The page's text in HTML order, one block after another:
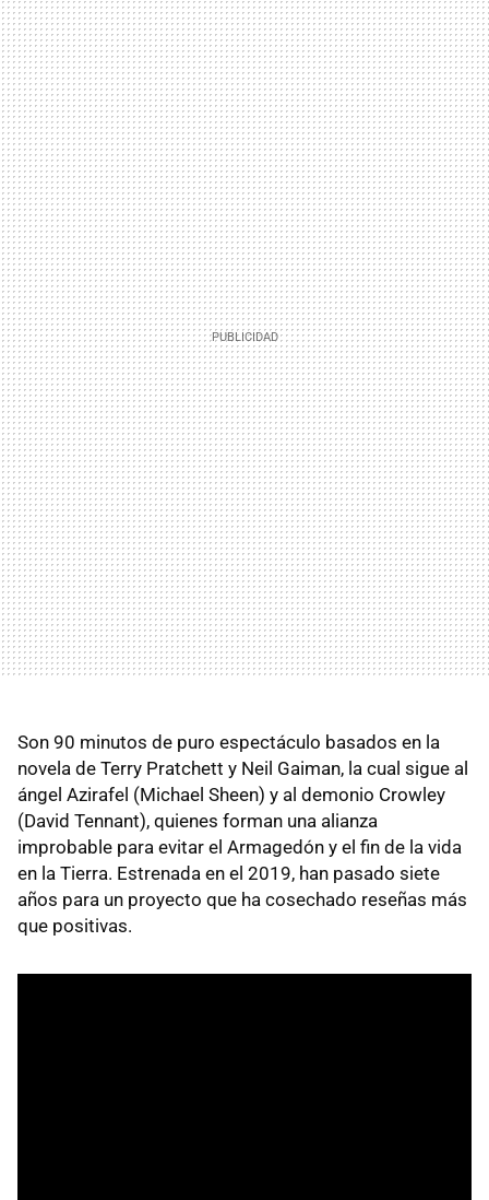
Son 90 minutos de puro espectáculo basados en la
novela de Terry Pratchett y Neil Gaiman, la cual sigue al
ángel Azirafel (Michael Sheen) y al demonio Crowley
(David Tennant), quienes forman una alianza
improbable para evitar el Armagedón y el fin de la vida
en la Tierra. Estrenada en el 2019, han pasado siete
años para un proyecto que ha cosechado reseñas más
que positivas.